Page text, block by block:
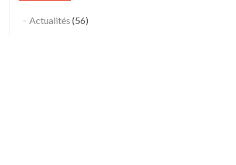
Actualités (56)